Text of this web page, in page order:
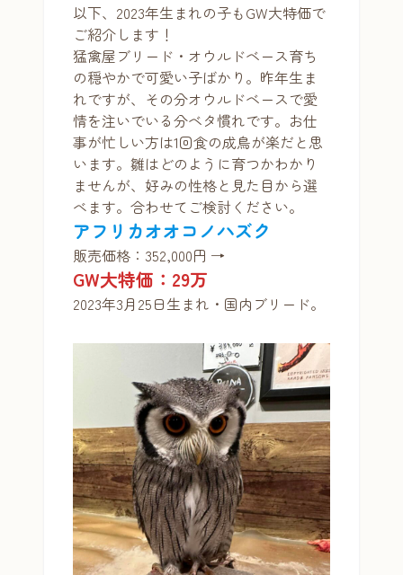
以下、2023年生まれの子もGW大特価で
ご紹介します！
猛禽屋ブリード・オウルドベース育ち
の穏やかで可愛い子ばかり。昨年生ま
れですが、その分オウルドベースで愛
情を注いでいる分ベタ慣れです。お仕
事が忙しい方は1回食の成鳥が楽だと思
います。雛はどのように育つかわかり
ませんが、好みの性格と見た目から選
べます。合わせてご検討ください。
アフリカオオコノハズク
販売価格：352,000円 →
GW大特価：29万
2023年3月25日生まれ・国内ブリード。